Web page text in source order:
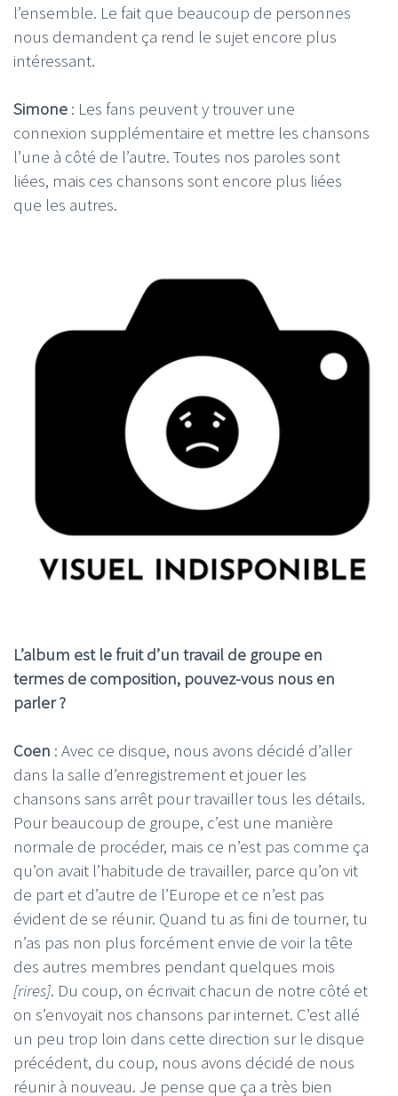
l’ensemble. Le fait que beaucoup de personnes
nous demandent ça rend le sujet encore plus
intéressant.
Simone : Les fans peuvent y trouver une
connexion supplémentaire et mettre les chansons
l’une à côté de l’autre. Toutes nos paroles sont
liées, mais ces chansons sont encore plus liées
que les autres.
L’album est le fruit d’un travail de groupe en
termes de composition, pouvez-vous nous en
parler ?
Coen : Avec ce disque, nous avons décidé d’aller
dans la salle d’enregistrement et jouer les
chansons sans arrêt pour travailler tous les détails.
Pour beaucoup de groupe, c’est une manière
normale de procéder, mais ce n’est pas comme ça
qu’on avait l’habitude de travailler, parce qu’on vit
de part et d’autre de l’Europe et ce n’est pas
évident de se réunir. Quand tu as fini de tourner, tu
n’as pas non plus forcément envie de voir la tête
des autres membres pendant quelques mois
[rires]. Du coup, on écrivait chacun de notre côté et
on s’envoyait nos chansons par internet. C’est allé
un peu trop loin dans cette direction sur le disque
précédent, du coup, nous avons décidé de nous
réunir à nouveau. Je pense que ça a très bien